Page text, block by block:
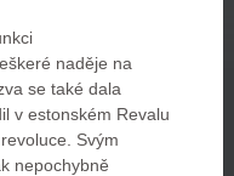
naděje na
se také dala
v estonském Revalu
Svým
nepochybně